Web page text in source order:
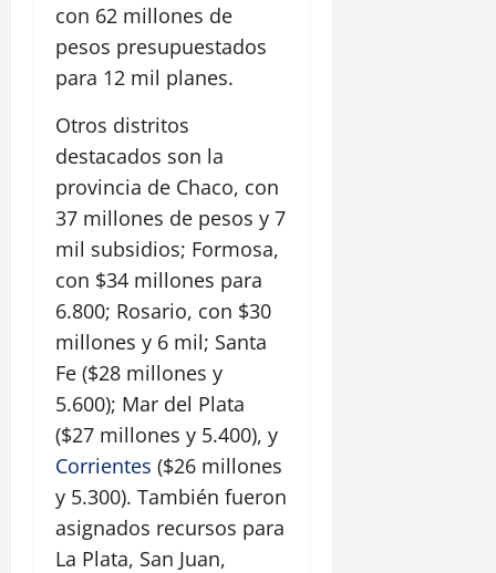
con 62 millones de
pesos presupuestados
para 12 mil planes.
Otros distritos
destacados son la
provincia de Chaco, con
37 millones de pesos y 7
mil subsidios; Formosa,
con $34 millones para
6.800; Rosario, con $30
millones y 6 mil; Santa
Fe ($28 millones y
5.600); Mar del Plata
($27 millones y 5.400), y
Corrientes ($26 millones
y 5.300). También fueron
asignados recursos para
La Plata, San Juan,